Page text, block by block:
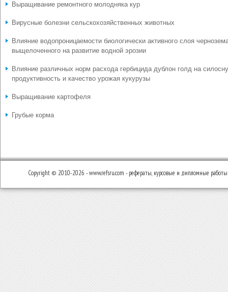
Выращивание ремонтного молодняка кур
Вирусные болезни сельскохозяйственных животных
Влияние водопроницаемости биологически активного слоя
выщелоченного на развитие водной эрозии
Влияние различных норм расхода гербицида дублон голд на
продуктивность и качество урожая кукурузы
Выращивание картофеля
Грубые корма
Copyright © 2010-2026 - www.refsru.com - рефераты, курсовые и дипломные работы